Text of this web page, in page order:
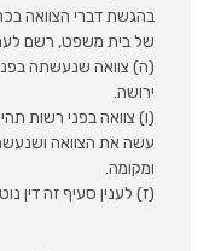
בהגשת דברי הצוואה
של בית משפט, רשם
(ה) צוואה שנעשתה
ירושה.
(ו) צוואה בפני רשות
עשה את הצוואה
ומקומה.
(ז) לענין סעיף זה דין